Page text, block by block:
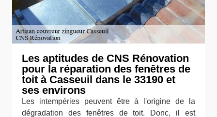
Les aptitudes de CNS Rénovation
pour la réparation des fenêtres de
toit à Casseuil dans le 33190 et
ses environs
Les intempéries peuvent être à l'origine de la
dégradation des fenêtres de toit. Donc, il est